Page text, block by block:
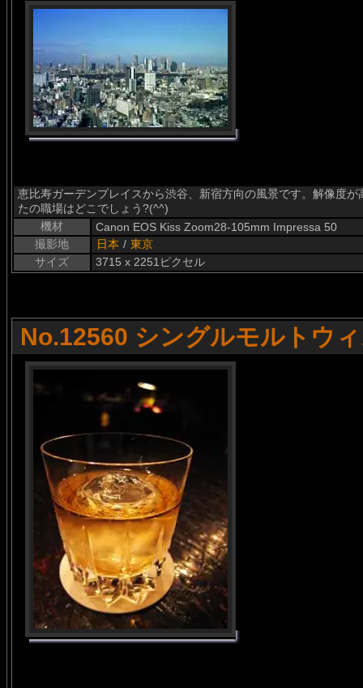
恵比寿ガーデンプレイスから渋谷、新宿方向の風景です。解像度
たの職場はどこでしょう?(^^)
機材
Canon EOS Kiss Zoom28-105mm Impressa 50
撮影地
日本 / 東京
サイズ
3715 x 2251ピクセル
No.12560 シングルモルトウ